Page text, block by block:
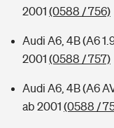
2001 (0588 / 756)
Audi A6, 4B (A6
2001 (0588 / 757)
Audi A6, 4B (A6
ab 2001 (0588 /